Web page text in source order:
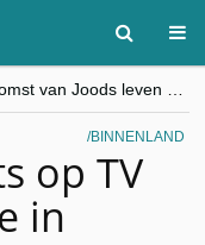
“Besnijdenisdebat toont hoe moeilijk seculiere Westen minderheden begrijpt”, Jinnih Beels (Vooruit)
CITYTRIP | ROEMENIË – Boekarest: de verrassing van Oost-Europa
BINNENLAND
op TV
in